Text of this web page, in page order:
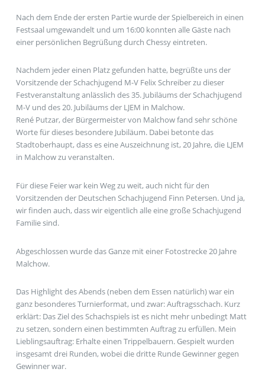
Nach dem Ende der ersten Partie wurde der Spielbereich in einen
Festsaal umgewandelt und um 16:00 konnten alle Gäste nach
einer persönlichen Begrüßung durch Chessy eintreten.
Nachdem jeder einen Platz gefunden hatte, begrüßte uns der
Vorsitzende der Schachjugend M-V Felix Schreiber zu dieser
Festveranstaltung anlässlich des 35. Jubiläums der Schachjugend
M-V und des 20. Jubiläums der LJEM in Malchow.
René Putzar, der Bürgermeister von Malchow fand sehr schöne
Worte für dieses besondere Jubiläum. Dabei betonte das
Stadtoberhaupt, dass es eine Auszeichnung ist, 20 Jahre, die LJEM
in Malchow zu veranstalten.
Für diese Feier war kein Weg zu weit, auch nicht für den
Vorsitzenden der Deutschen Schachjugend Finn Petersen. Und ja,
wir finden auch, dass wir eigentlich alle eine große Schachjugend
Familie sind.
Abgeschlossen wurde das Ganze mit einer Fotostrecke 20 Jahre
Malchow.
Das Highlight des Abends (neben dem Essen natürlich) war ein
ganz besonderes Turnierformat, und zwar: Auftragsschach. Kurz
erklärt: Das Ziel des Schachspiels ist es nicht mehr unbedingt Matt
zu setzen, sondern einen bestimmten Auftrag zu erfüllen. Mein
Lieblingsauftrag: Erhalte einen Trippelbauern. Gespielt wurden
insgesamt drei Runden, wobei die dritte Runde Gewinner gegen
Gewinner war.